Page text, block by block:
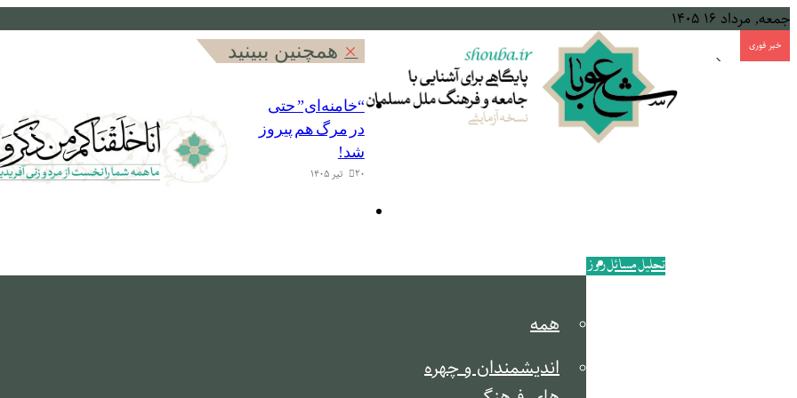
جمعه, مرداد ۱۶ ۱۴۰۵
خبر فوری
آتش‌بس میان امارات و ایران؛ چرا؟
تحلیل مسائل روز
همه
اندیشمندان و چهره
همچنین ببینید
بستن
“خامنه‌ای” حتی
در مرگ هم پیروز
شد!
۲۰ تیر ۱۴۰۵